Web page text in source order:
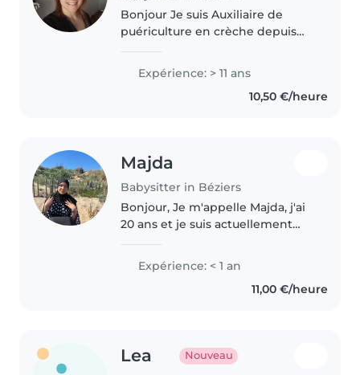
Bonjour Je suis Auxiliaire de
puériculture en crèche depuis
maternité. Je fais
occasionnellement du
Expérience: > 11 ans
10,50 €/heure
Majda
Babysitter in Béziers
Bonjour, Je m'appelle Majda, j'ai
20 ans et je suis actuellement
et bienveillante, j'aime beaucoup
le contact avec les enfants et
Expérience: < 1 an
11,00 €/heure
Lea Nouveau